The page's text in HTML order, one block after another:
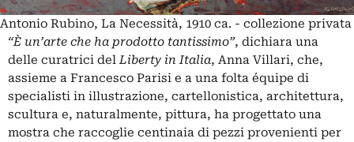
Antonio Rubino, La Necessità, 1910 ca. - collezione privata
“È un’arte che ha prodotto tantissimo”, dichiara una
delle curatrici delLiberty in Italia, Anna Villari, che,
assieme a Francesco Parisi e a una folta équipe di
specialisti in illustrazione, cartellonistica, architettura,
scultura e, naturalmente, pittura, ha progettato una
mostra che raccoglie centinaia di pezzi provenienti per